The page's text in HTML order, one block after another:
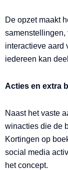
De opzet maakt
samenstellingen,
interactieve aard
iedereen kan
Acties en extra
Naast het vaste
winacties die de
Kortingen op
social media
het concept.